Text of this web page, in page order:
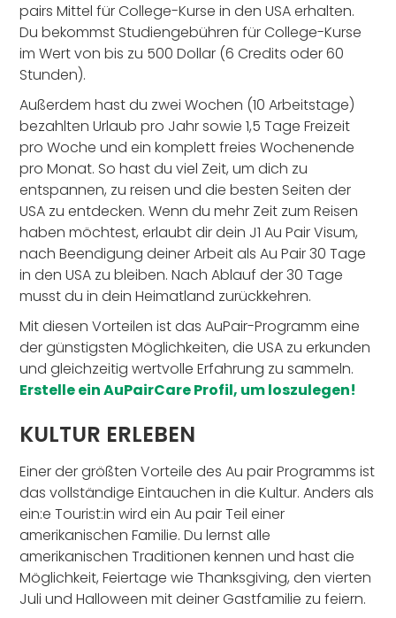
pairs Mittel für College-Kurse in den USA erhalten.
Du bekommst Studiengebühren für College-Kurse
im Wert von bis zu 500 Dollar (6 Credits oder 60
Stunden).
Außerdem hast du zwei Wochen (10 Arbeitstage)
bezahlten Urlaub pro Jahr sowie 1,5 Tage Freizeit
pro Woche und ein komplett freies Wochenende
pro Monat. So hast du viel Zeit, um dich zu
entspannen, zu reisen und die besten Seiten der
USA zu entdecken. Wenn du mehr Zeit zum Reisen
haben möchtest, erlaubt dir dein J1 Au Pair Visum,
nach Beendigung deiner Arbeit als Au Pair 30 Tage
in den USA zu bleiben. Nach Ablauf der 30 Tage
musst du in dein Heimatland zurückkehren.
Mit diesen Vorteilen ist das AuPair-Programm eine
der günstigsten Möglichkeiten, die USA zu erkunden
und gleichzeitig wertvolle Erfahrung zu sammeln.
Erstelle ein AuPairCare Profil, um loszulegen!
KULTUR ERLEBEN
Einer der größten Vorteile des Au pair Programms ist
das vollständige Eintauchen in die Kultur. Anders als
ein:e Tourist:in wird ein Au pair Teil einer
amerikanischen Familie. Du lernst alle
amerikanischen Traditionen kennen und hast die
Möglichkeit, Feiertage wie Thanksgiving, den vierten
Juli und Halloween mit deiner Gastfamilie zu feiern.